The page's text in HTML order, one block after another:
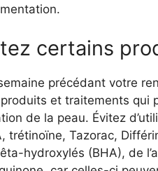
certains
précédant votre
et traitements qui
de la peau. Évitez
trétinoïne, Tazorac,
hydroxylés (BHA), de